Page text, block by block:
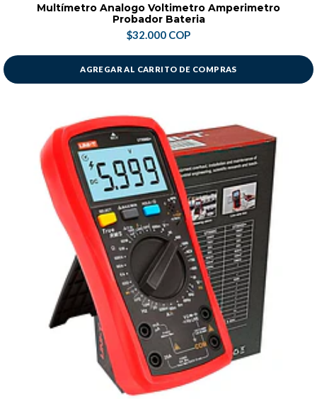
Multímetro Analogo Voltimetro Amperimetro
Probador Bateria
$32.000 COP
AGREGAR AL CARRITO DE COMPRAS